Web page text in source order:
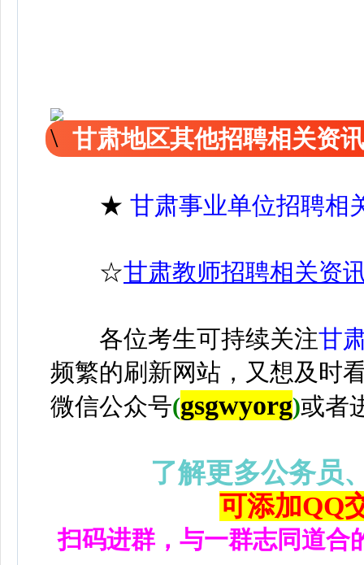
甘肃地区其他招聘相关资
★ 甘肃事业单位招聘相
☆甘肃教师招聘相关资
各位考生可持续关注甘
频繁的刷新网站，又想及时
微信公众号(gsgwyorg)或者
了解更多公务员
可添加QQ
扫码进群，与一群志同道合